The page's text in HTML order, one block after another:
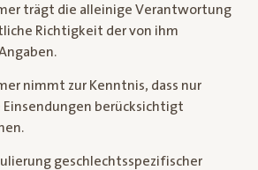
trägt die alleinige Verantwortung
Richtigkeit der von ihm
nimmt zur Kenntnis, dass nur
berücksichtigt
geschlechtsspezifischer